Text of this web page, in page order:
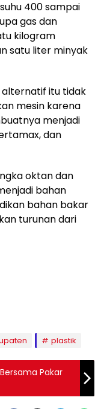
400 sampai
gas dan
kilogram
satu liter minyak
alternatif itu tidak
mesin karena
menjadi
dan
oktan dan
bahan
bahan bakar
turunan dari
plastik
Pakar